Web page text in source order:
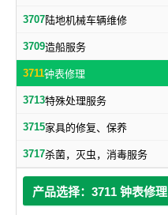
3707陆地机械车辆维修
3709造船服务
3711钟表修理
3713特殊处理服务
3715家具的修复、保养
3717杀菌，灭虫，消毒服务
产品选择：3711 钟表修理